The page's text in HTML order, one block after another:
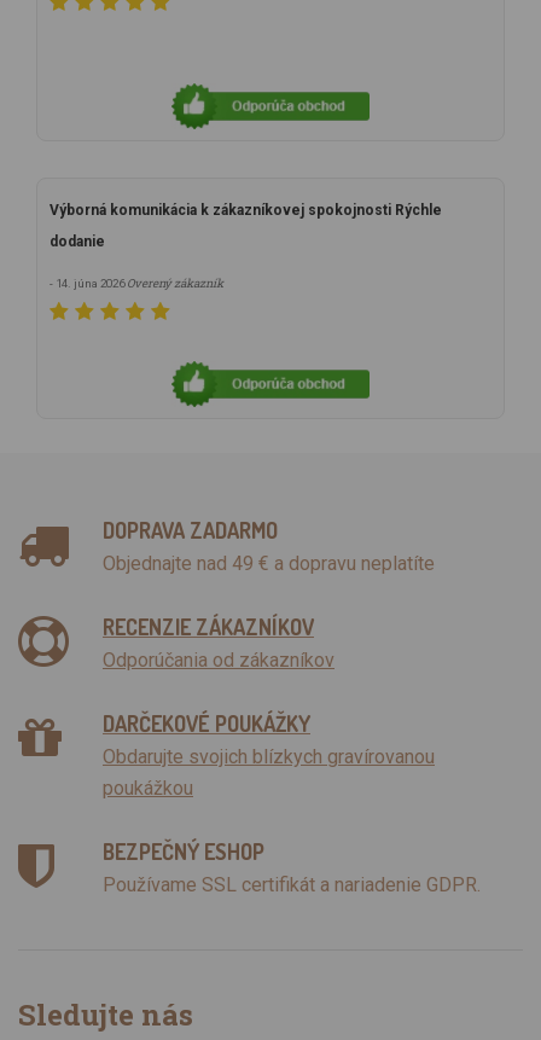
Výborná komunikácia k zákazníkovej spokojnosti Rýchle
dodanie
- 14. júna 2026Overený zákazník
DOPRAVA ZADARMO
Objednajte nad 49 € a dopravu neplatíte
RECENZIE ZÁKAZNÍKOV
Odporúčania od zákazníkov
DARČEKOVÉ POUKÁŽKY
Obdarujte svojich blízkych gravírovanou
poukážkou
BEZPEČNÝ ESHOP
Používame SSL certifikát a nariadenie GDPR.
Sledujte nás